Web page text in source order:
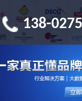
138-